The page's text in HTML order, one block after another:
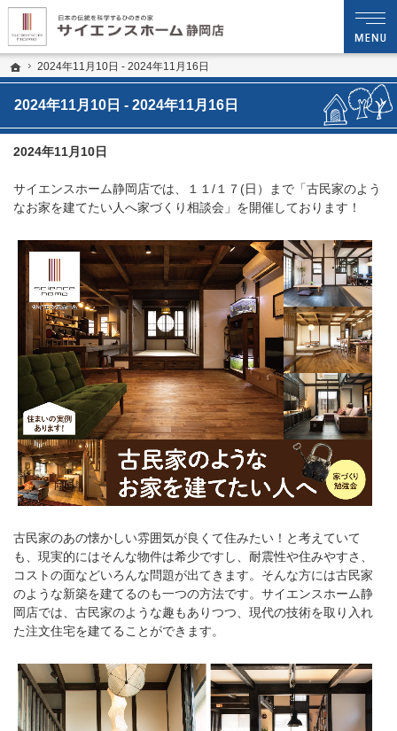
ホーム
2024年11月10日 - 2024年11月16日
2024年11月10日 - 2024年11月16日
プロの目線からご提案。静岡県静岡市の注文住宅・新築戸建てを手がける工務店
静岡県中部エリアで新築住宅や木造注文住宅を建てるならサイエンスホーム静岡
2024年11月10日
サイエンスホーム静岡店では、１１/１７(日）まで「古民家のよう
なお家を建てたい人へ家づくり相談会」を開催しております！
古民家のあの懐かしい雰囲気が良くて住みたい！と考えていて
も、現実的にはそんな物件は希少ですし、耐震性や住みやすさ、
コストの面などいろんな問題が出てきます。そんな方には古民家
のような新築を建てるのも一つの方法です。サイエンスホーム静
岡店では、古民家のような趣もありつつ、現代の技術を取り入れ
た注文住宅を建てることができます。